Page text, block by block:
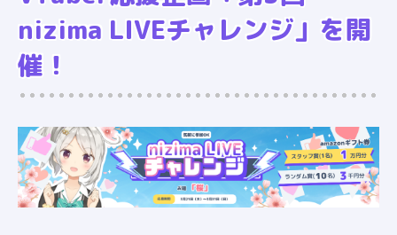
nizima LIVEチャレンジ」を開
催！